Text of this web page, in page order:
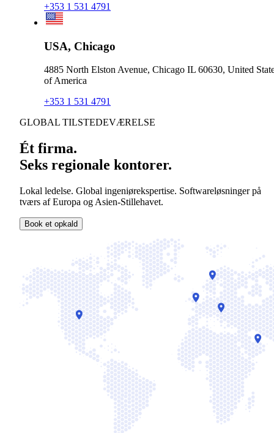
+353 1 531 4791
USA, Chicago
4885 North Elston Avenue, Chicago IL 60630, United
of America
+353 1 531 4791
GLOBAL TILSTEDEVÆRELSE
Ét firma.
Seks regionale kontorer.
Lokal ledelse. Global ingeniørekspertise. Softwareløsninger på
tværs af Europa og Asien-Stillehavet.
Book et opkald